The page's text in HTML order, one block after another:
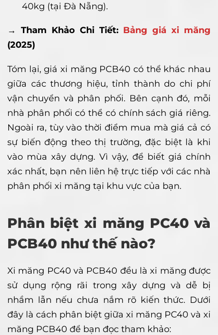
40kg (tại Đà Nẵng).
→ Tham Khảo Chi Tiết: Bảng giá xi măng
(2025)
Tóm lại, giá xi măng PCB40 có thể khác nhau
giữa các thương hiệu, tỉnh thành do chi phí
vận chuyển và phân phối. Bên cạnh đó, mỗi
nhà phân phối có thể có chính sách giá riêng.
Ngoài ra, tùy vào thời điểm mua mà giá cả có
sự biến động theo thị trường, đặc biệt là khi
vào mùa xây dựng. Vì vậy, để biết giá chính
xác nhất, bạn nên liên hệ trực tiếp với các nhà
phân phối xi măng tại khu vực của bạn.
Phân biệt xi măng PC40 và
PCB40 như thế nào?
Xi măng PC40 và PCB40 đều là xi măng được
sử dụng rộng rãi trong xây dựng và dễ bị
nhầm lẫn nếu chưa nắm rõ kiến thức. Dưới
đây là cách phân biệt giữa xi măng PC40 và xi
măng PCB40 để bạn đọc tham khảo: